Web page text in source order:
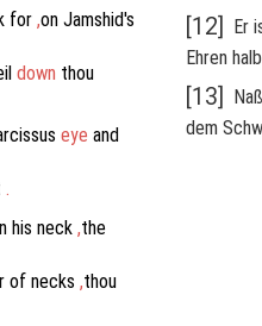
for ,on Jamshid's
down thou
eye and
.
his neck ,the
of necks ,thou
[12] Er
Ehren
[13]
dem